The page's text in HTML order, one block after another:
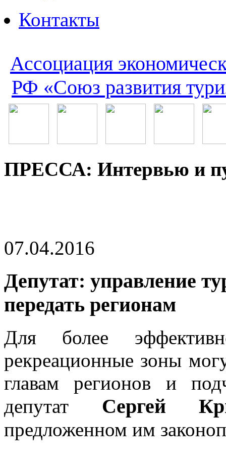
Контакты
Ассоциация
РФ «Союз развития
ПРЕССА: Интервью и
07.04.2016
Депутат: управление
передать регионам
Для более
рекреационные зоны
главам регионов и
депутат Сергей
предложенном им